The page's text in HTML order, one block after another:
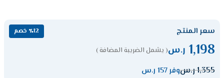
سعر المنتج ٪12 خصم
1,198 ر.س( يشمل الضريبة المضافة )
1,355ر.سوفر 157 ر.س